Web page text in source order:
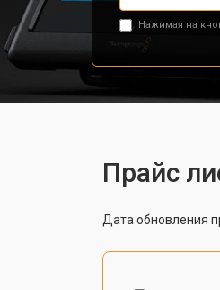
Нажимая на
Прайс
Дата обновления